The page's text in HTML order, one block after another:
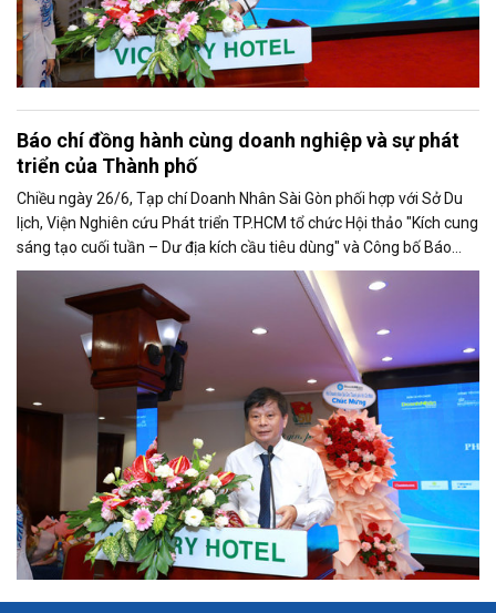
Báo chí đồng hành cùng doanh nghiệp và sự phát
triển của Thành phố
Chiều ngày 26/6, Tạp chí Doanh Nhân Sài Gòn phối hợp với Sở Du
lịch, Viện Nghiên cứu Phát triển TP.HCM tổ chức Hội thảo "Kích cung
sáng tạo cuối tuần – Dư địa kích cầu tiêu dùng" và Công bố Báo
cáo năng lực phát triển doanh nghiệp TP.HCM năm 2025. Trân
trọng giới thiệu phát biểu của ông Trần Trọng Dũng - Phó Chủ tịch
Hội Nhà báo Việt Nam tại Hội thảo.